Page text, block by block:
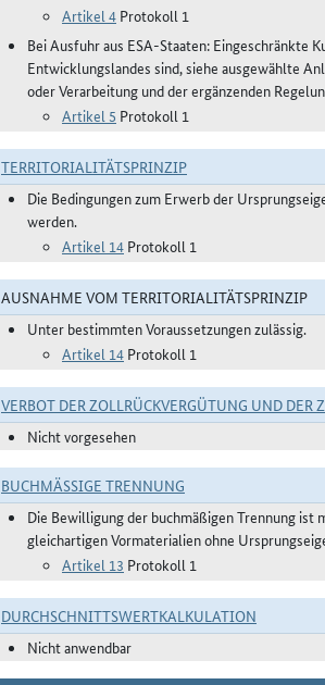
Artikel 4 Protokoll 1
Bei Ausfuhr aus ESA-Staaten: Eingeschränkte
Entwicklungslandes sind, siehe ausgewählte
oder Verarbeitung und der ergänzenden
Artikel 5 Protokoll 1
TERRITORIALITÄTSPRINZIP
Die Bedingungen zum Erwerb der
werden.
Artikel 14 Protokoll 1
AUSNAHME VOM TERRITORIALITÄTSPRINZIP
Unter bestimmten Voraussetzungen zulässig.
Artikel 14 Protokoll 1
VERBOT DER ZOLLRÜCKVERGÜTUNG UND
Nicht vorgesehen
BUCHMÄSSIGE TRENNUNG
Die Bewilligung der buchmäßigen Trennung
gleichartigen Vormaterialien ohne
Artikel 13 Protokoll 1
DURCHSCHNITTSWERTKALKULATION
Nicht anwendbar